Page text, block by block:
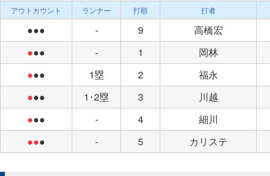
アウトカウント ランナー 打順 打者
●●● - 9
高橋宏
●●● - 1
岡林
●●● 1塁 2
福永
●●● 1･2塁 3
川越
●●● - 4
細川
●●● - 5 カリステ